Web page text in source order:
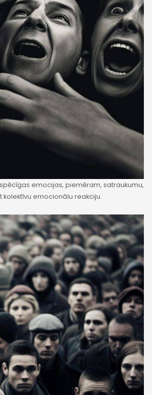
emocijas, piemēram, satraukumu,
kolektīvu emocionālu reakciju.